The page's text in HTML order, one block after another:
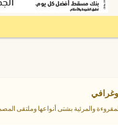
والمرئية بشتى أنواعها وملتقى